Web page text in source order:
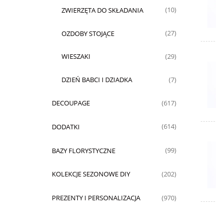
ZWIERZĘTA DO SKŁADANIA (10)
OZDOBY STOJĄCE (27)
WIESZAKI (29)
DZIEŃ BABCI I DZIADKA (7)
DECOUPAGE (617)
DODATKI (614)
BAZY FLORYSTYCZNE (99)
KOLEKCJE SEZONOWE DIY (202)
PREZENTY I PERSONALIZACJA (970)